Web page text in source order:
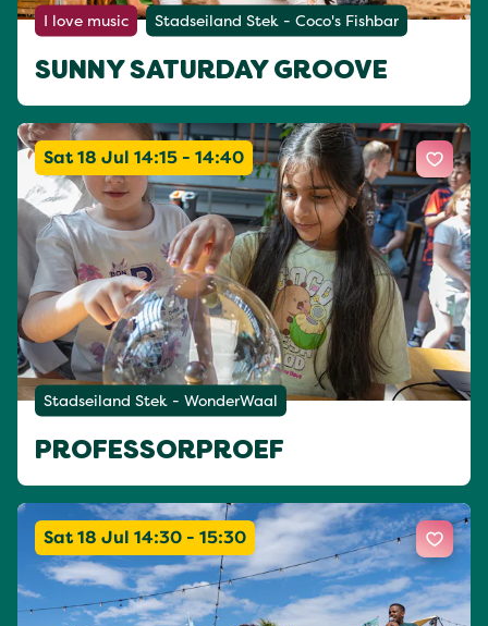
I love music Stadseiland Stek - Coco's Fishbar
SUNNY SATURDAY GROOVE
Sat 18 Jul 14:15 - 14:40
Stadseiland Stek - WonderWaal
PROFESSORPROEF
Sat 18 Jul 14:30 - 15:30